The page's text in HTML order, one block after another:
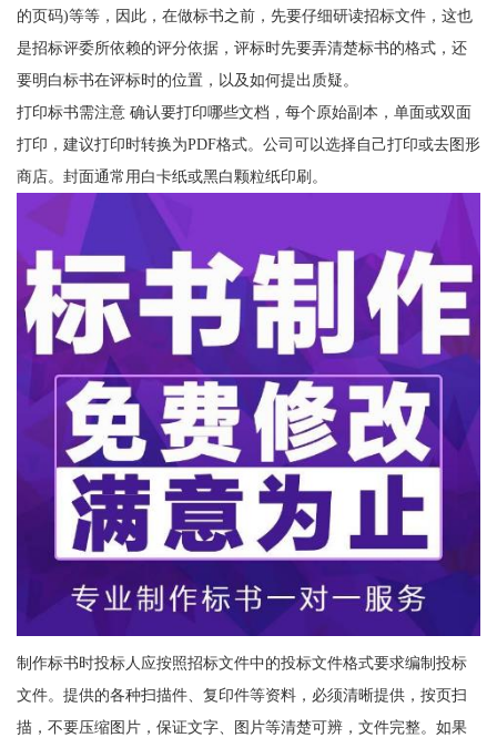
的页码)等等，因此，在做标书之前，先要仔细研读招标文件，这也
是招标评委所依赖的评分依据，评标时先要弄清楚标书的格式，还
要明白标书在评标时的位置，以及如何提出质疑。
打印标书需注意 确认要打印哪些文档，每个原始副本，单面或双面
打印，建议打印时转换为PDF格式。公司可以选择自己打印或去图形
商店。封面通常用白卡纸或黑白颗粒纸印刷。
制作标书时投标人应按照招标文件中的投标文件格式要求编制投标
文件。提供的各种扫描件、复印件等资料，必须清晰提供，按页扫
描，不要压缩图片，保证文字、图片等清楚可辨，文件完整。如果